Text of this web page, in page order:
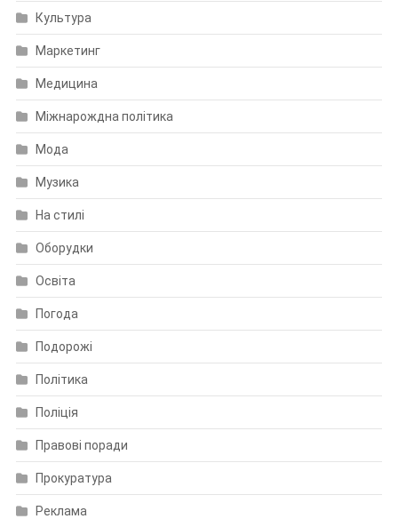
Культура
Маркетинг
Медицина
Міжнарождна політика
Мода
Музика
На стилі
Оборудки
Освіта
Погода
Подорожі
Політика
Поліція
Правові поради
Прокуратура
Реклама